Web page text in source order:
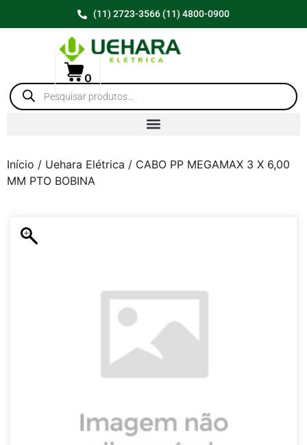
(11) 2723-3566 (11) 4800-0900
0
Início / Uehara Elétrica / CABO PP MEGAMAX 3 X 6,00
MM PTO BOBINA